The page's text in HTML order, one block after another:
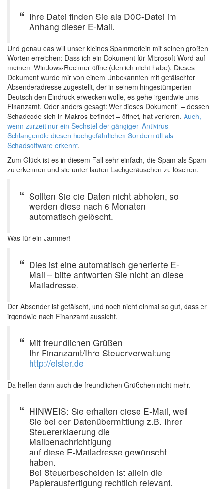
Ihre Datei finden Sie als D0C-Datei im
Anhang dieser E-Mail.
Und genau das will unser kleines Spammerlein mit seinen großen
Worten erreichen: Dass ich ein Dokument für Microsoft Word auf
meinem Windows-Rechner öffne (den ich nicht habe). Dieses
Dokument wurde mir von einem Unbekannten mit gefälschter
Absenderadresse zugestellt, der in seinem hingestümperten
Deutsch den Eindruck erwecken wolle, es gehe irgendwie ums
Finanzamt. Oder anders gesagt: Wer dieses Dokument¹ – dessen
Schadcode sich in Makros befindet – öffnet, hat verloren. Auch,
wenn zurzeit nur ein Sechstel der gängigen Antivirus-
Schlangenöle diesen hochgefährlichen Sondermüll als
Schadsoftware erkennt.
Zum Glück ist es in diesem Fall sehr einfach, die Spam als Spam
zu erkennen und sie unter lauten Lachgeräuschen zu löschen.
Sollten Sie die Daten nicht abholen, so
werden diese nach 6 Monaten
automatisch gelöscht.
Was für ein Jammer!
Dies ist eine automatisch generierte E-
Mail – bitte antworten Sie nicht an diese
Mailadresse.
Der Absender ist gefälscht, und noch nicht einmal so gut, dass er
irgendwie nach Finanzamt aussieht.
Mit freundlichen Grüßen
Ihr Finanzamt/Ihre Steuerverwaltung
http://elster.de
Da helfen dann auch die freundlichen Grüßchen nicht mehr.
HINWEIS: Sie erhalten diese E-Mail, weil
Sie bei der Datenübermittlung z.B. Ihrer
Steuererklaerung die
Mailbenachrichtigung
auf diese E-Mailadresse gewünscht
haben.
Bei Steuerbescheiden ist allein die
Papierausfertigung rechtlich relevant.